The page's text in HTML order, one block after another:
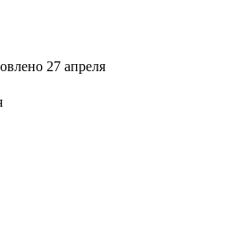
27 апреля